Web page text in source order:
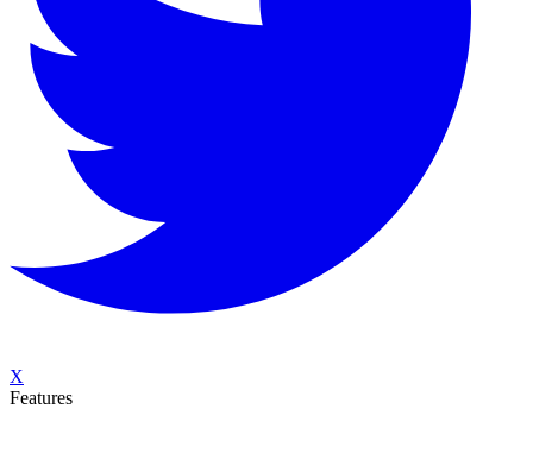
X
Features